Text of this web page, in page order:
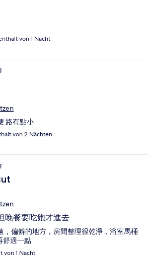
von 1 Nacht
路有點小
von 2 Nächten
晚餐要吃飽才進去
，偏僻的地方，房間整理很乾淨，浴室馬桶
舒適一點
von 1 Nacht